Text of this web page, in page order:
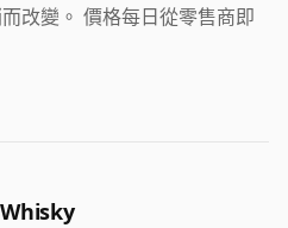
改變。 價格每日從零售商即